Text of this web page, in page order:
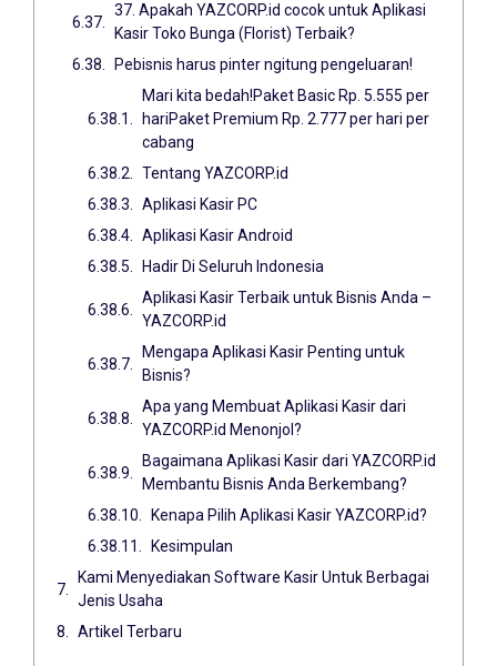
37. Apakah YAZCORP.id cocok untuk Aplikasi
Kasir Toko Bunga (Florist) Terbaik?
Pebisnis harus pinter ngitung pengeluaran!
Mari kita bedah!Paket Basic Rp. 5.555 per
hariPaket Premium Rp. 2.777 per hari per
cabang
Tentang YAZCORP.id
Aplikasi Kasir PC
Aplikasi Kasir Android
Hadir Di Seluruh Indonesia
Aplikasi Kasir Terbaik untuk Bisnis Anda –
YAZCORP.id
Mengapa Aplikasi Kasir Penting untuk
Bisnis?
Apa yang Membuat Aplikasi Kasir dari
YAZCORP.id Menonjol?
Bagaimana Aplikasi Kasir dari YAZCORP.id
Membantu Bisnis Anda Berkembang?
Kenapa Pilih Aplikasi Kasir YAZCORP.id?
Kesimpulan
Kami Menyediakan Software Kasir Untuk Berbagai
Jenis Usaha
Artikel Terbaru